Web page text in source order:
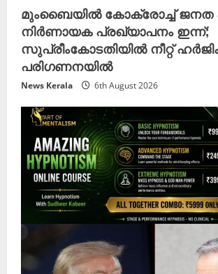
മുംബൈയിൽ കോക്രോച്ച് ജനത
നിർണായക പ്രഖ്യാപനം ഇന്ന്;
സുപ്രീംകോടതിയിൽ നീറ്റ്
പരിഗണനയിൽ
News Kerala 6th August 2026